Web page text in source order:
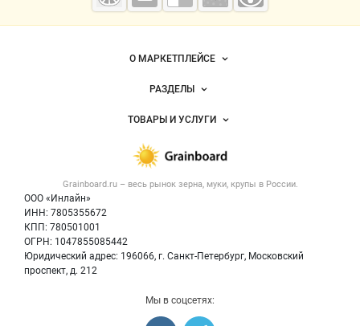
мука
Важные разделы и контакты
Grainboard.ru – весь рынок зерна, муки, крупы в России.
ООО «Инлайн»
ИНН: 7805355672
КПП: 780501001
ОГРН: 1047855085442
Юридический адрес: 196066, г. Санкт-Петербург, Московский
проспект, д. 212
Навигация по сайтуО МАРКЕТПЛЕЙСЕ
Новости Grainboard.ru
Размещение рекламы
Публичная оферта
Контактная информация
Политика обработки персональных данных
РАЗДЕЛЫ
Объявления
Новости рынка
ТОВАРЫ И УСЛУГИ
Крупы
Мука
Мы в соцсетях: